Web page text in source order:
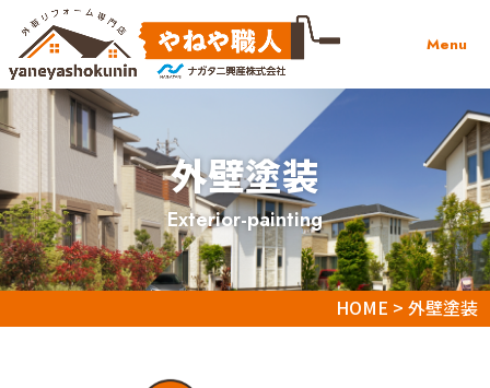
Menu
外壁塗装
exterior-painting
HOME > 外壁塗装